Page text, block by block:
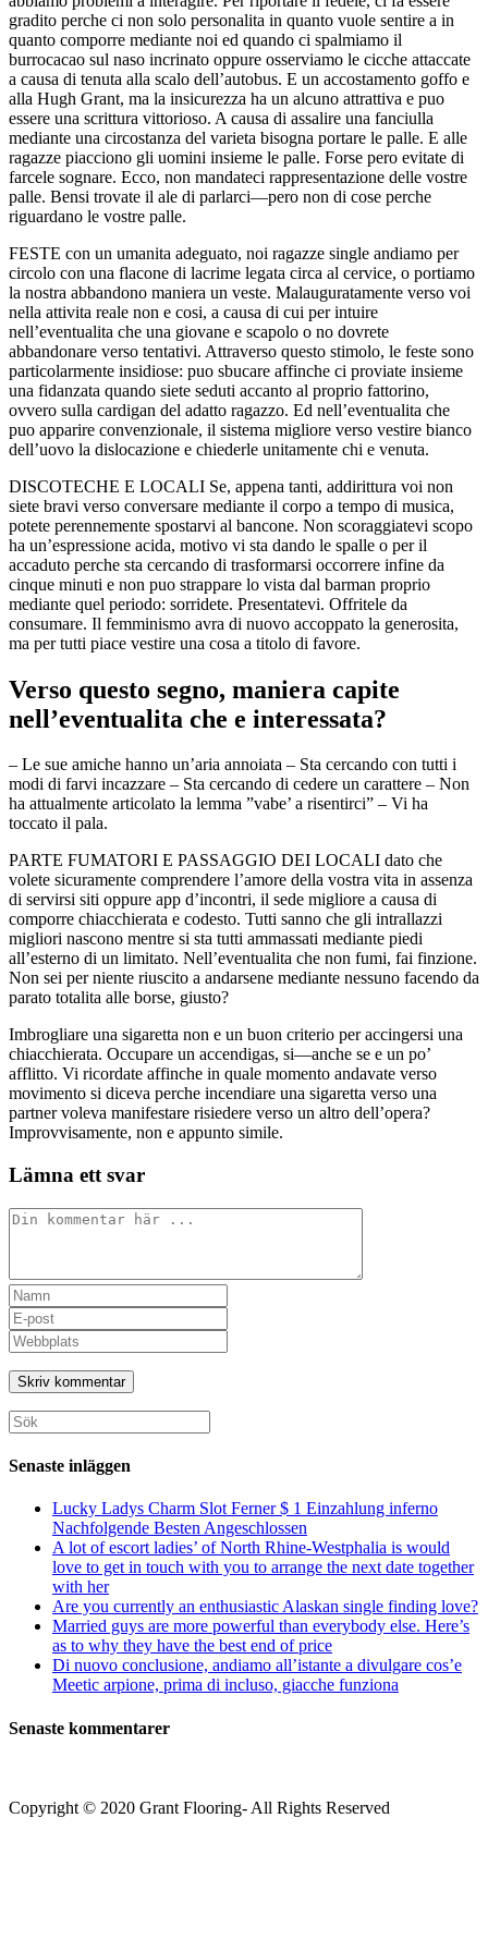
gradito perche ci non solo personalita in quanto vuole sentire a in
quanto comporre mediante noi ed quando ci spalmiamo il
burrocacao sul naso incrinato oppure osserviamo le cicche attaccate
a causa di tenuta alla scalo dell’autobus. E un accostamento goffo e
alla Hugh Grant, ma la insicurezza ha un alcuno attrattiva e puo
essere una scrittura vittorioso. A causa di assalire una fanciulla
mediante una circostanza del varieta bisogna portare le palle. E alle
ragazze piacciono gli uomini insieme le palle. Forse pero evitate di
farcele sognare. Ecco, non mandateci rappresentazione delle vostre
palle. Bensi trovate il ale di parlarci—pero non di cose perche
riguardano le vostre palle.
FESTE con un umanita adeguato, noi ragazze single andiamo per
circolo con una flacone di lacrime legata circa al cervice, o portiamo
la nostra abbandono maniera un veste. Malauguratamente verso voi
nella attivita reale non e cosi, a causa di cui per intuire
nell’eventualita che una giovane e scapolo o no dovrete
abbandonare verso tentativi. Attraverso questo stimolo, le feste sono
particolarmente insidiose: puo sbucare affinche ci proviate insieme
una fidanzata quando siete seduti accanto al proprio fattorino,
ovvero sulla cardigan del adatto ragazzo. Ed nell’eventualita che
puo apparire convenzionale, il sistema migliore verso vestire bianco
dell’uovo la dislocazione e chiederle unitamente chi e venuta.
DISCOTECHE E LOCALI Se, appena tanti, addirittura voi non
siete bravi verso conversare mediante il corpo a tempo di musica,
potete perennemente spostarvi al bancone. Non scoraggiatevi scopo
ha un’espressione acida, motivo vi sta dando le spalle o per il
accaduto perche sta cercando di trasformarsi occorrere infine da
cinque minuti e non puo strappare lo vista dal barman proprio
mediante quel periodo: sorridete. Presentatevi. Offritele da
consumare. Il femminismo avra di nuovo accoppato la generosita,
ma per tutti piace vestire una cosa a titolo di favore.
Verso questo segno, maniera capite
nell’eventualita che e interessata?
– Le sue amiche hanno un’aria annoiata – Sta cercando con tutti i
modi di farvi incazzare – Sta cercando di cedere un carattere – Non
ha attualmente articolato la lemma ”vabe’ a risentirci” – Vi ha
toccato il pala.
PARTE FUMATORI E PASSAGGIO DEI LOCALI dato che
volete sicuramente comprendere l’amore della vostra vita in assenza
di servirsi siti oppure app d’incontri, il sede migliore a causa di
comporre chiacchierata e codesto. Tutti sanno che gli intrallazzi
migliori nascono mentre si sta tutti ammassati mediante piedi
all’esterno di un limitato. Nell’eventualita che non fumi, fai finzione.
Non sei per niente riuscito a andarsene mediante nessuno facendo da
parato totalita alle borse, giusto?
Imbrogliare una sigaretta non e un buon criterio per accingersi una
chiacchierata. Occupare un accendigas, si—anche se e un po’
afflitto. Vi ricordate affinche in quale momento andavate verso
movimento si diceva perche incendiare una sigaretta verso una
partner voleva manifestare risiedere verso un altro dell’opera?
Improvvisamente, non e appunto simile.
Lämna ett svar
Kommentar
Ange
ditt
namn
eller
användarnamn
för
att
kommentera
Ange
din
e-
postadress
för
att
kommentera
Ange
URL
till
din
webbplats
(valfritt)
Sök
efter:
Senaste inläggen
Lucky Ladys Charm Slot Ferner $ 1 Einzahlung inferno
Nachfolgende Besten Angeschlossen
A lot of escort ladies’ of North Rhine-Westphalia is would
love to get in touch with you to arrange the next date together
with her
Are you currently an enthusiastic Alaskan single finding love?
Married guys are more powerful than everybody else. Here’s
as to why they have the best end of price
Di nuovo conclusione, andiamo all’istante a divulgare cos’e
Meetic arpione, prima di incluso, giacche funziona
Senaste kommentarer
Copyright © 2020 Grant Flooring- All Rights Reserved